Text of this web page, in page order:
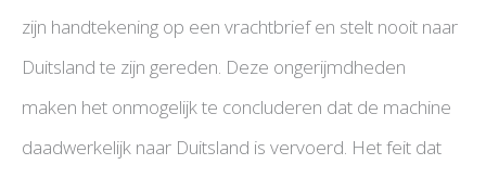
zijn handtekening op een vrachtbrief en stelt nooit naar
Duitsland te zijn gereden. Deze ongerijmdheden
maken het onmogelijk te concluderen dat de machine
daadwerkelijk naar Duitsland is vervoerd. Het feit dat